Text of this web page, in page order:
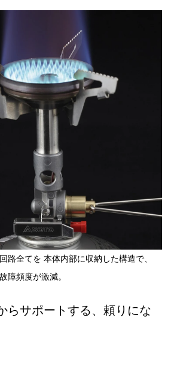
路全てを 本体内部に収納した構造で、
障頻度が激減。
らサポートする、頼りにな